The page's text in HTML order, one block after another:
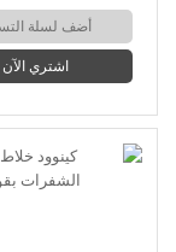
أضف لسلة
اشتري الآن